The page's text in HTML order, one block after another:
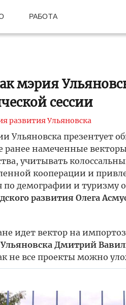
РАБОТА
мэрия
сессии
развития Ульяновска
Ульяновска презентует
ранее намеченные
учитывать
кооперации и
демографии и туризму
развития Олега
идет вектор на
Ульяновска Дмитрий
не все проекты можно